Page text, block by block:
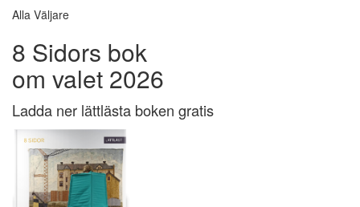
Alla Väljare
8 Sidors bok
om valet 2026
Ladda ner lättlästa boken gratis